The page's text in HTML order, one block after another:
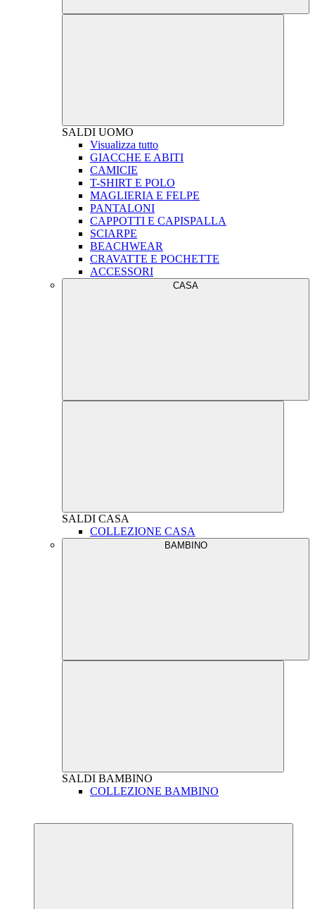
SALDI UOMO
Visualizza tutto
GIACCHE E ABITI
CAMICIE
T-SHIRT E POLO
MAGLIERIA E FELPE
PANTALONI
CAPPOTTI E CAPISPALLA
SCIARPE
BEACHWEAR
CRAVATTE E POCHETTE
ACCESSORI
CASA
SALDI CASA
COLLEZIONE CASA
BAMBINO
SALDI BAMBINO
COLLEZIONE BAMBINO